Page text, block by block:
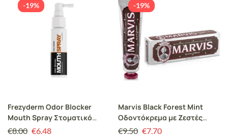
-19%
Frezyderm Odor Blocker
Mouth Spray Στοματικό
Σπρέι για την Αντιπετώπιση
€8.00 €6.48
-19%
Marvis Black Forest Mint
Οδοντόκρεμα με Ζεστές
Νότες από Φρούτα, Μαύρη
€9.50 €7.70